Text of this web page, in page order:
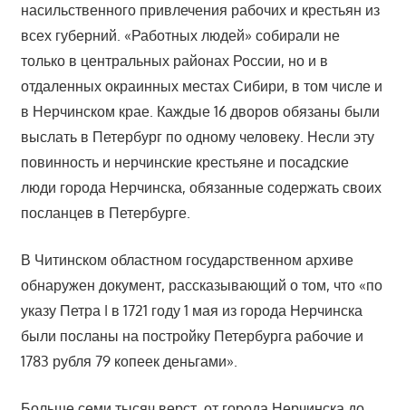
насильственного привлечения рабочих и крестьян из
всех губерний. «Работных людей» собирали не
только в центральных районах России, но и в
отдаленных окраинных местах Сибири, в том числе и
в Нерчинском крае. Каждые 16 дворов обязаны были
выслать в Петербург по одному человеку. Несли эту
повинность и нерчинские крестьяне и посадские
люди города Нерчинска, обязанные содержать своих
посланцев в Петербурге.
В Читинском областном государственном архиве
обнаружен документ, рассказывающий о том, что «по
указу Петра I в 1721 году 1 мая из города Нерчинска
были посланы на постройку Петербурга рабочие и
1783 рубля 79 копеек деньгами».